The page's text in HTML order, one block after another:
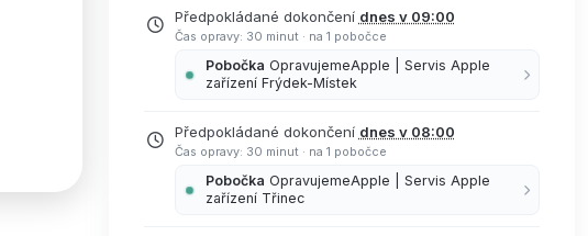
Předpokládané dokončení dnes v 09:00
Čas opravy: 30 minut · na 1 pobočce
Pobočka OpravujemeApple | Servis Apple
zařízení Frýdek-Místek
Předpokládané dokončení dnes v 08:00
Čas opravy: 30 minut · na 1 pobočce
Pobočka OpravujemeApple | Servis Apple
zařízení Třinec